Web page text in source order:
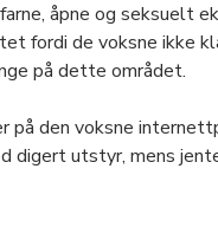
åpne og seksuelt
fordi de voksne ikke
på dette området.
på den voksne
digert utstyr, mens